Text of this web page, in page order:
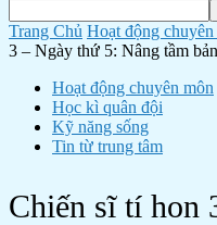
Trang Chủ Hoạt động chuyên
3 – Ngày thứ 5: Nâng tầm
Hoạt động chuyên môn
Học kì quân đội
Kỹ năng sống
Tin từ trung tâm
Chiến sĩ tí hon